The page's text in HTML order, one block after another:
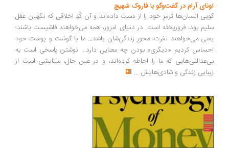
آرام در گفت‌وگو با فاروک شهیچ‭
انسان‌ها ترمزِ خود را از دست داده‌اند و آن کُدِ اخلاقی که نگهبان عقل
بود، فروریخته است. در دنیای امروز، همه می‌خواهند فاشیست باشند؛
می‌خواهند نفرت، محورِ زندگی‌شان باشد... ما با گوشت و پوست خود
کردیم «دیگری» بودن چه معنایی دارد... نوشتن پاسخی است به
که ما را احاطه کرده‌اند، و در عین حال، ستایشی است از
زندگی و شادی‌هایش...